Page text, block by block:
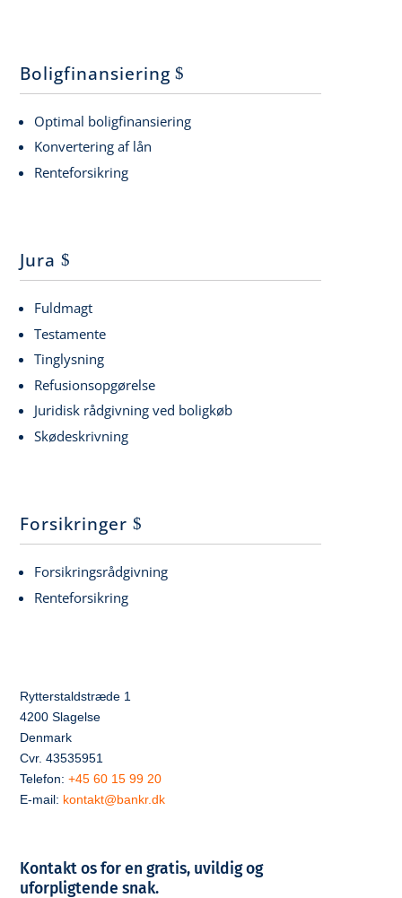
Boligfinansiering
Optimal boligfinansiering
Konvertering af lån
Renteforsikring
Jura
Fuldmagt
Testamente
Tinglysning
Refusionsopgørelse
Juridisk rådgivning ved boligkøb
Skødeskrivning
Forsikringer
Forsikringsrådgivning
Renteforsikring
Rytterstaldstræde 1
4200 Slagelse
Denmark
Cvr. 43535951
Telefon:+45 60 15 99 20
E-mail: kontakt@bankr.dk
Kontakt os for en gratis, uvildig og
uforpligtende snak.